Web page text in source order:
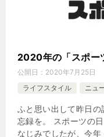
2020年の「スポー
公開日： 2020年7月25日
ライフスタイル
ニュ
ふと思い出して昨日
忘録を。 スポーツの
なじみでしたが、今